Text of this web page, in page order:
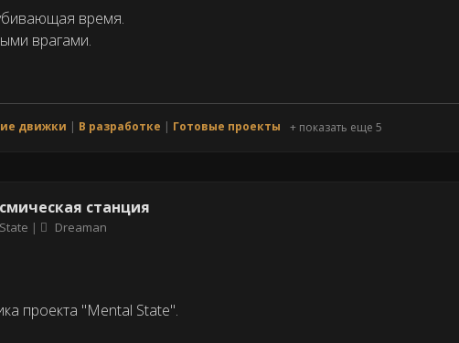
время.
врагами.
движки В разработке Готовые проекты + показать еще 5
станция
Dreaman
проекта "Mental State".